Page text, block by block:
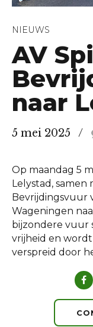
NIEUWS
AV
naar
5 mei 2025
Op maandag 5
Lelystad,
Bevrijdingsvuur
Wageningen
bijzondere vuur
vrijheid en
verspreid door